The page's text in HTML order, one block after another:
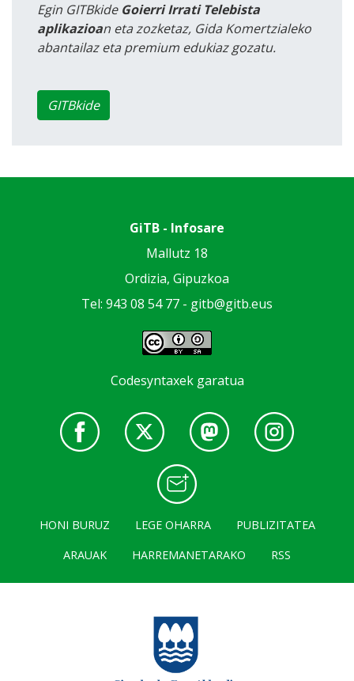
Egin GITBkide Goierri Irrati Telebista
aplikazioan eta zozketaz, Gida Komertzialeko
abantailaz eta premium edukiaz gozatu.
GITBkide
GiTB - Infosare
Mallutz 18
Ordizia, Gipuzkoa
Tel: 943 08 54 77 - gitb@gitb.eus
Codesyntaxek garatua
HONI BURUZ LEGE OHARRA
PUBLIZITATEA
ARAUAK
HARREMANETARAKO RSS